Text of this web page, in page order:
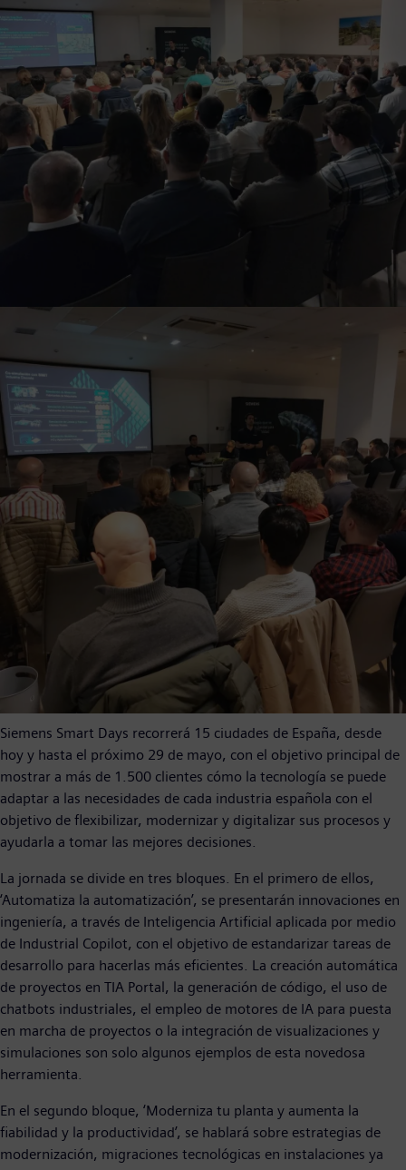
Siemens Smart Days recorrerá 15 ciudades de España, desde
hoy y hasta el próximo 29 de mayo, con el objetivo principal de
mostrar a más de 1.500 clientes cómo la tecnología se puede
adaptar a las necesidades de cada industria española con el
objetivo de flexibilizar, modernizar y digitalizar sus procesos y
ayudarla a tomar las mejores decisiones.
La jornada se divide en tres bloques. En el primero de ellos,
‘Automatiza la automatización’, se presentarán innovaciones en
ingeniería, a través de Inteligencia Artificial aplicada por medio
de Industrial Copilot, con el objetivo de estandarizar tareas de
desarrollo para hacerlas más eficientes. La creación automática
de proyectos en TIA Portal, la generación de código, el uso de
chatbots industriales, el empleo de motores de IA para puesta
en marcha de proyectos o la integración de visualizaciones y
simulaciones son solo algunos ejemplos de esta novedosa
herramienta.
En el segundo bloque, ‘Moderniza tu planta y aumenta la
fiabilidad y la productividad’, se hablará sobre estrategias de
modernización, migraciones tecnológicas en instalaciones ya